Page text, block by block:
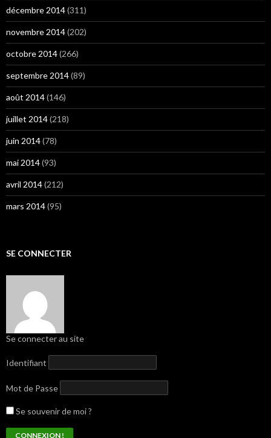
décembre 2014(311)
novembre 2014(202)
octobre 2014(266)
septembre 2014(89)
août 2014(146)
juillet 2014(218)
juin 2014(78)
mai 2014(93)
avril 2014(212)
mars 2014(95)
SE CONNECTER
Se connecter au site
Identifiant
Mot de Passe
Se souvenir de moi ?